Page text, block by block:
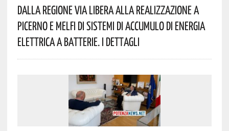
Dalla Regione Via Libera Alla Realizzazione A
Picerno E Melfi Di Sistemi Di Accumulo Di Energia
Elettrica A Batterie. I Dettagli